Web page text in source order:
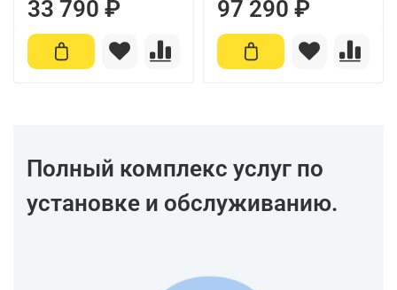
33 790 ₽ 97 290 ₽
Полный комплекс услуг по
установке и обслуживанию.